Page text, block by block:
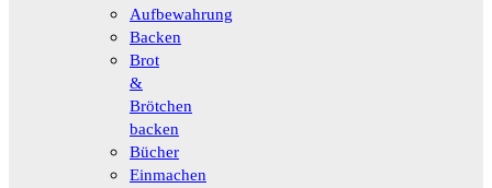
Aufbewahrung
Backen
Brot
&
Brötchen
backen
Bücher
Einmachen